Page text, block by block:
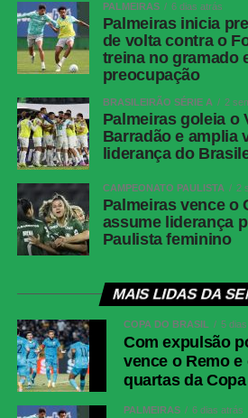
Árbitro
Bruno Arleu de Araujo
Assistentes
Rodrigo Figueiredo
Claudio Regazone (RJ)
VAR
Rodolpho Toski
Botafogo
Warleson; Vitinho,
Alex Telles (Paulinho);
Montoro (Danilo);
Kauan Toledo (Jordan
Emanuel) e Arthur
Carvalho
Fluminense
(Hércules); Kevin
(Luciano Acosta) e
(Hulk).Técnico: Luis
COMENTE ABAIXO:
PALMEIRAS 6 dias atrás
Palmeiras inicia
de volta contra o
treina no gramado
preocupação
BRASILEIRÃO SÉRIE A 2
Palmeiras goleia o
Barradão e amplia
liderança do
CAMPEONATO PAULISTA 2
Palmeiras vence o
assume liderança
Paulista feminino
MAIS LIDAS DA
COPA DO BRASIL 5
Com expulsão
vence o Remo
quartas da
PALMEIRAS 6 dias atrás